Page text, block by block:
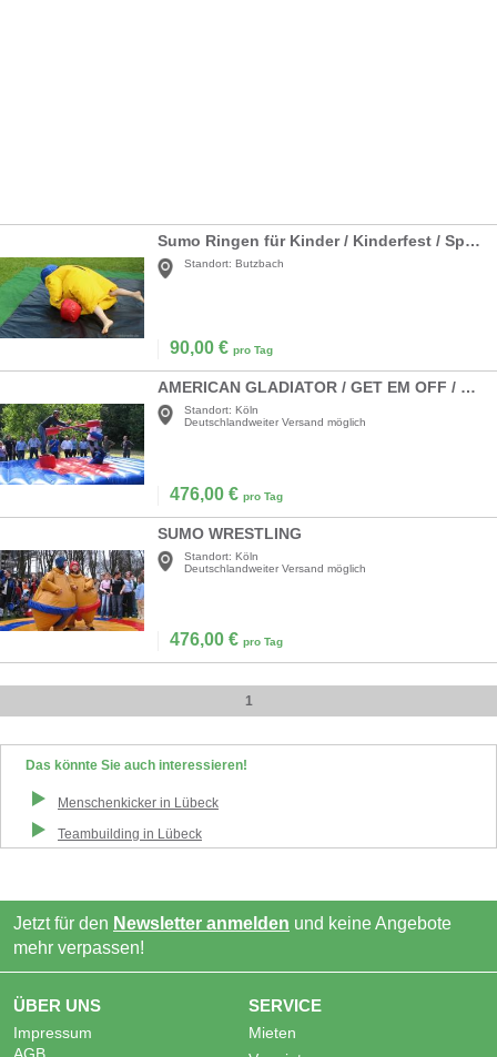
Sumo Ringen für Kinder / Kinderfest / Sportfest
Standort: Butzbach
90,00 € pro Tag
AMERICAN GLADIATOR / GET EM OFF / GLADIATORS
Standort: Köln
Deutschlandweiter Versand möglich
476,00 € pro Tag
SUMO WRESTLING
Standort: Köln
Deutschlandweiter Versand möglich
476,00 € pro Tag
1
Das könnte Sie auch interessieren!
Menschenkicker in Lübeck
Teambuilding in Lübeck
Jetzt für den Newsletter anmelden und keine Angebote
mehr verpassen!
ÜBER UNS
Impressum
SERVICE
Mieten